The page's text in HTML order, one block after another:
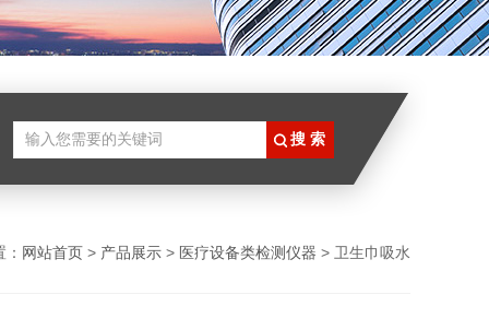
网站首页 > 产品展示 > 医疗设备类检测仪器 > 卫生巾吸水